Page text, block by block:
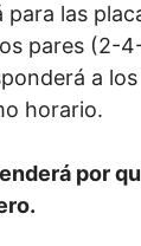
para las
pares (2-
a
horario.
por